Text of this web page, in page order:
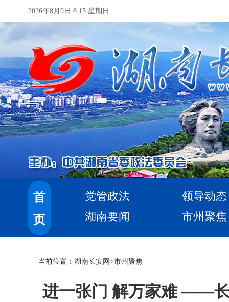
2026年8月9日 8:15 星期日
首
页
党管政法
领导动态
湖南要闻
市州聚焦
当前位置： 湖南长安网 >市州聚焦
进一张门 解万家难 ——